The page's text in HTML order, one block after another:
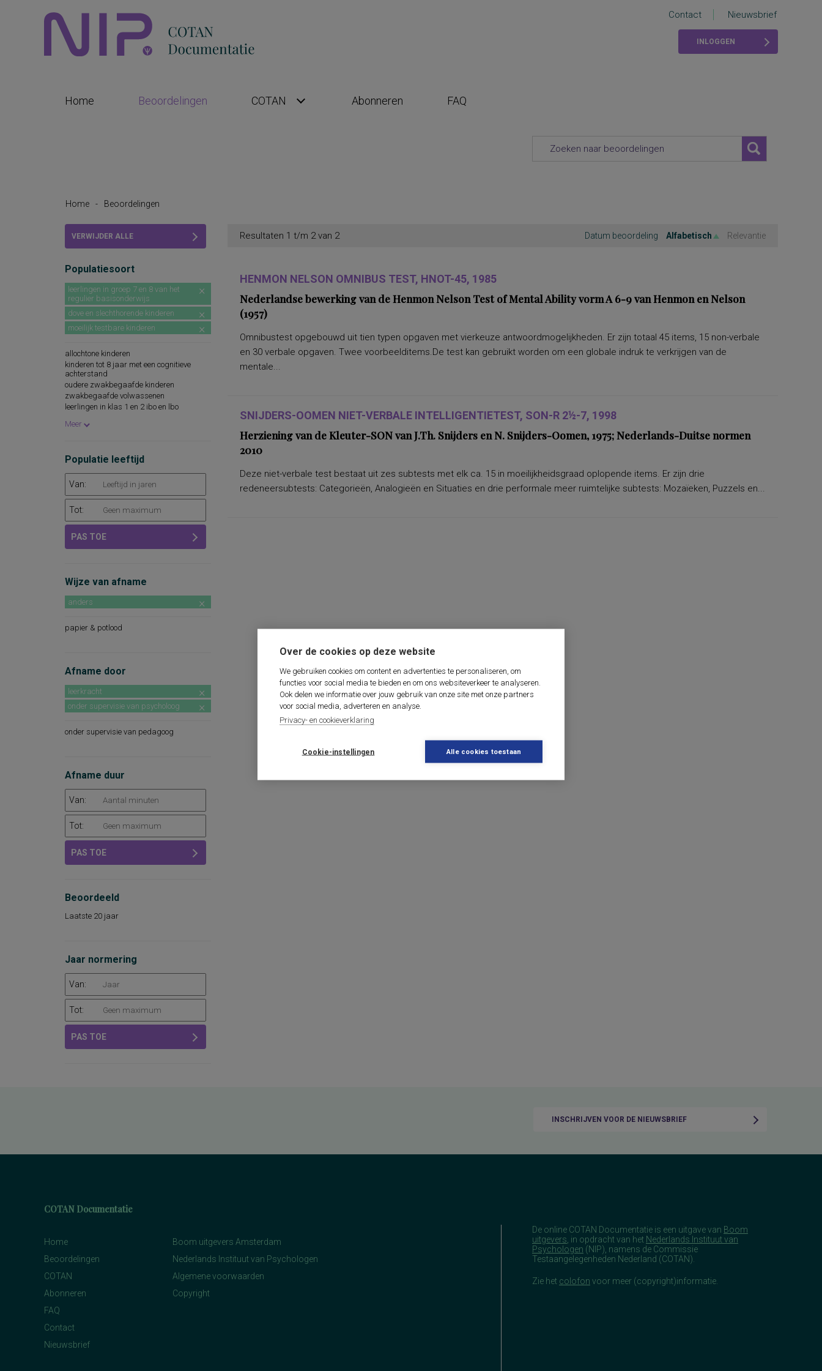
Over de cookies op deze website
We gebruiken cookies om content en advertenties te personaliseren, om
functies voor social media te bieden en om ons websiteverkeer te analyseren.
Ook delen we informatie over jouw gebruik van onze site met onze partners
voor social media, adverteren en analyse.
Privacy- en cookieverklaring
Cookie-instellingen Alle cookies toestaan
Contact Nieuwsbrief
INLOGGEN
Home Beoordelingen COTAN Abonneren FAQ
Home - Beoordelingen
VERWIJDER ALLE
Populatiesoort
leerlingen in groep 7 en 8 van het
regulier basisonderwijs
dove en slechthorende kinderen
moeilijk testbare kinderen
allochtone kinderen
kinderen tot 8 jaar met een cognitieve
achterstand
oudere zwakbegaafde kinderen
zwakbegaafde volwassenen
leerlingen in klas 1 en 2 ibo en lbo
Meer
Populatie leeftijd
Van:
Tot:
PAS TOE
Wijze van afname
anders
papier & potlood
Afname door
leerkracht
onder supervisie van psycholoog
onder supervisie van pedagoog
Afname duur
Van:
Tot:
PAS TOE
Beoordeeld
Laatste 20 jaar
Jaar normering
Van:
Tot:
PAS TOE
Resultaten 1 t/m 2 van 2 Datum beoordeling Alfabetisch Relevantie
HENMON NELSON OMNIBUS TEST, HNOT-45, 1985
Nederlandse bewerking van de Henmon Nelson Test of Mental Ability vorm A 6-9 van Henmon en Nelson
(1957)
Omnibustest opgebouwd uit tien typen opgaven met vierkeuze antwoordmogelijkheden. Er zijn totaal 45 items, 15 non-verbale
en 30 verbale opgaven. Twee voorbeelditems.De test kan gebruikt worden om een globale indruk te verkrijgen van de
mentale...
SNIJDERS-OOMEN NIET-VERBALE INTELLIGENTIETEST, SON-R 2½-7, 1998
Herziening van de Kleuter-SON van J.Th. Snijders en N. Snijders-Oomen, 1975; Nederlands-Duitse normen
2010
Deze niet-verbale test bestaat uit zes subtests met elk ca. 15 in moeilijkheidsgraad oplopende items. Er zijn drie
redeneersubtests: Categorieën, Analogieën en Situaties en drie performale meer ruimtelijke subtests: Mozaïeken, Puzzels en...
INSCHRIJVEN VOOR DE NIEUWSBRIEF
COTAN Documentatie
Home
Beoordelingen
COTAN
Abonneren
FAQ
Contact
Nieuwsbrief
Boom uitgevers Amsterdam
Nederlands Instituut van Psychologen
Algemene voorwaarden
Copyright
De online COTAN Documentatie is een uitgave van Boom
uitgevers , in opdracht van het Nederlands Instituut van
Psychologen (NIP), namens de Commissie
Testaangelegenheden Nederland (COTAN).
Zie het colofon voor meer (copyright)informatie.